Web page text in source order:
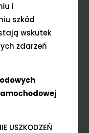
i
szkód
wskutek
zdarzeń
USZKODZEŃ